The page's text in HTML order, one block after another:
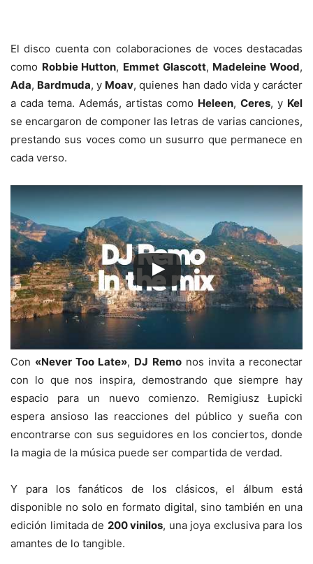
El disco cuenta con colaboraciones de voces destacadas
como Robbie Hutton, Emmet Glascott, Madeleine Wood,
Ada, Bardmuda, y Moav, quienes han dado vida y carácter
a cada tema. Además, artistas como Heleen,Ceres, y Kel
se encargaron de componer las letras de varias canciones,
prestando sus voces como un susurro que permanece en
cada verso.
Con «Never Too Late», DJ Remonos invita a reconectar
con lo que nos inspira, demostrando que siempre hay
espacio para un nuevo comienzo. Remigiusz Łupicki
espera ansioso las reacciones del público y sueña con
encontrarse con sus seguidores en los conciertos, donde
la magia de la música puede ser compartida de verdad.
Y para los fanáticos de los clásicos, el álbum está
disponible no solo en formato digital, sino también en una
edición limitada de 200 vinilos, una joya exclusiva para los
amantes de lo tangible.